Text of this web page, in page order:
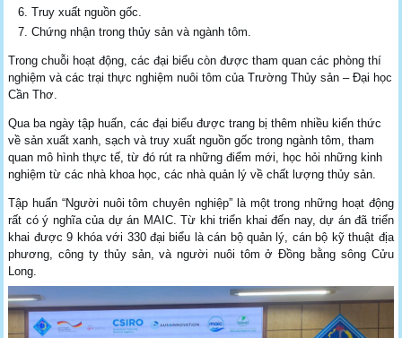
Truy xuất nguồn gốc.
Chứng nhận trong thủy sản và ngành tôm.
Trong chuỗi hoạt động, các đại biểu còn được tham quan các phòng thí
nghiệm và các trại thực nghiệm nuôi tôm của Trường Thủy sản – Đại học
Cần Thơ.
Qua ba ngày tập huấn, các đại biểu được trang bị thêm nhiều kiến thức
về sản xuất xanh, sạch và truy xuất nguồn gốc trong ngành tôm, tham
quan mô hình thực tế, từ đó rút ra những điểm mới, học hỏi những kinh
nghiệm từ các nhà khoa học, các nhà quản lý về chất lượng thủy sản.
Tập huấn “Người nuôi tôm chuyên nghiệp” là một trong những hoạt động
rất có ý nghĩa của dự án MAIC. Từ khi triển khai đến nay, dự án đã triển
khai được 9 khóa với 330 đại biểu là cán bộ quản lý, cán bộ kỹ thuật địa
phương, công ty thủy sản, và người nuôi tôm ở Đồng bằng sông Cửu
Long.